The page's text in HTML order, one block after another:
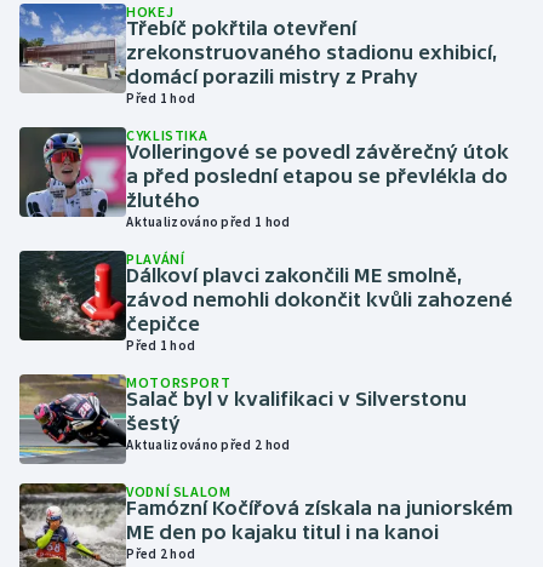
Jezdectví
Judo
Krasobruslení
Lezení
Lyže a snowboard
Moderní pětiboj
Motorsport
Olympijské hry
Parasport
Plavání
HOKEJ
Třebíč pokřtila otevření
zrekonstruovaného stadionu exhibicí,
domácí porazili mistry z Prahy
Před 1 hod
CYKLISTIKA
Volleringové se povedl závěrečný útok
a před poslední etapou se převlékla do
žlutého
Aktualizováno před 1 hod
PLAVÁNÍ
Dálkoví plavci zakončili ME smolně,
závod nemohli dokončit kvůli zahozené
čepičce
Před 1 hod
MOTORSPORT
Salač byl v kvalifikaci v Silverstonu
šestý
Aktualizováno před 2 hod
VODNÍ SLALOM
Famózní Kočířová získala na juniorském
ME den po kajaku titul i na kanoi
Před 2 hod